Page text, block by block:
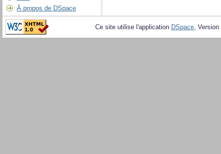
À propos de DSpace
Ce site utilise l'application DSpace,